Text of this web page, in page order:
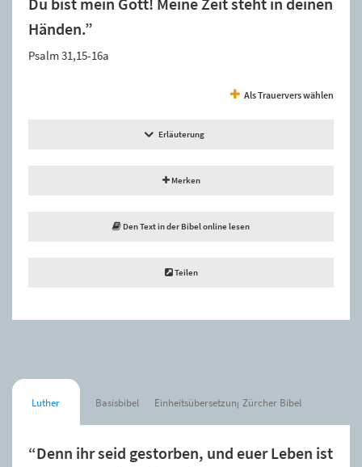
Händen.”
Psalm 31,15-16a
Als Trauervers wählen
Erläuterung
Merken
Den Text in der Bibel online lesen
Teilen
Luther Basisbibel Einheitsübersetzung Zürcher Bibel
“Denn ihr seid gestorben, und euer Leben ist